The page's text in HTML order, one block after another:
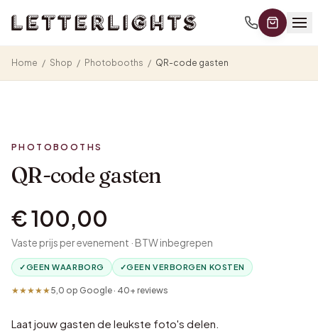
Home / Shop / Photobooths / QR-code gasten
PHOTOBOOTHS
QR-code gasten
€ 100,00
Vaste prijs per evenement · BTW inbegrepen
✓GEEN WAARBORG ✓GEEN VERBORGEN KOSTEN
★★★★★5,0 op Google · 40+ reviews
Laat jouw gasten de leukste foto's delen.